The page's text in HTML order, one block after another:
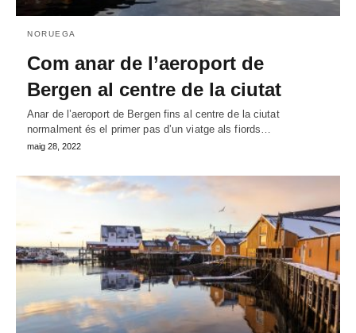
NORUEGA
Com anar de l’aeroport de
Bergen al centre de la ciutat
Anar de l’aeroport de Bergen fins al centre de la ciutat
normalment és el primer pas d’un viatge als fiords…
maig 28, 2022